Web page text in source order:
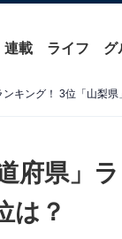
連載 ライフ グ
キング！ 3位「山梨県
府県」
は？